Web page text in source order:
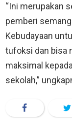
“Ini merupakan
pemberi
Kebudayaan
tufoksi dan bisa
maksimal
sekolah,”